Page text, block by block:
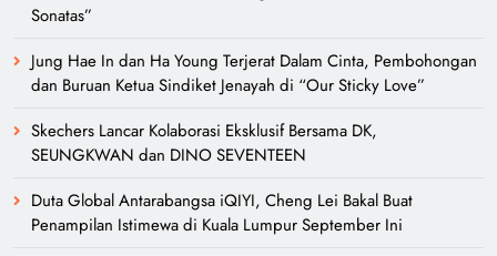
Sonatas”
Jung Hae In dan Ha Young Terjerat Dalam Cinta, Pembohongan
dan Buruan Ketua Sindiket Jenayah di “Our Sticky Love”
Skechers Lancar Kolaborasi Eksklusif Bersama DK,
SEUNGKWAN dan DINO SEVENTEEN
Duta Global Antarabangsa iQIYI, Cheng Lei Bakal Buat
Penampilan Istimewa di Kuala Lumpur September Ini